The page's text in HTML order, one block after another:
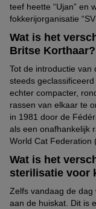
teef heette “Ujan” en
fokkerijorganisatie
Wat is het
Britse Korthaar?
Tot de introductie van
steeds geclassificeerd
echter compacter,
rassen van elkaar te
in 1981 door de
als een onafhankelijk
World Cat Federation
Wat is het
sterilisatie voor
Zelfs vandaag de dag
aan de huiskat. Dit is